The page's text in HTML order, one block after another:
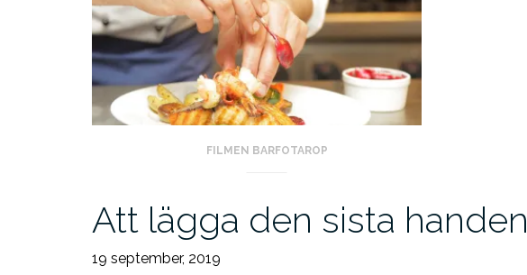
FILMEN BARFOTAROP
Att lägga den sista handen
19 september, 2019